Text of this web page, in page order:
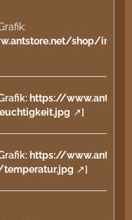
shop/
https://
]
https://
]